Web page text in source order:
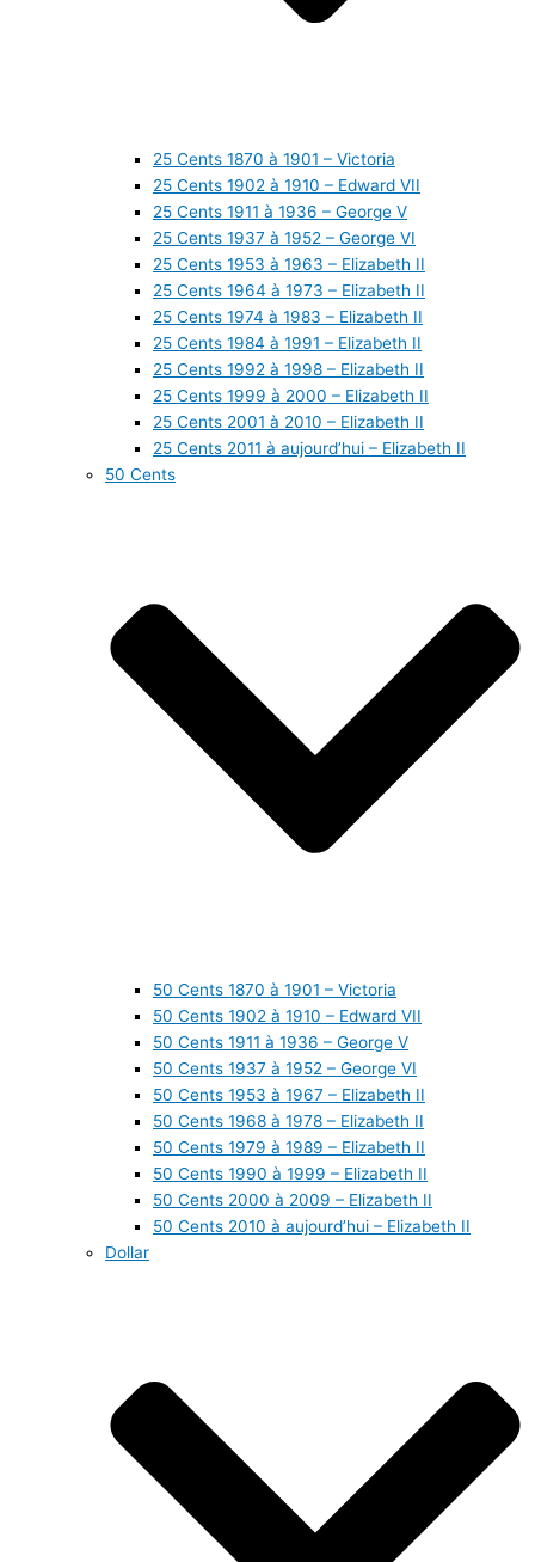
25 Cents 1870 à 1901 – Victoria
25 Cents 1902 à 1910 – Edward VII
25 Cents 1911 à 1936 – George V
25 Cents 1937 à 1952 – George VI
25 Cents 1953 à 1963 – Elizabeth II
25 Cents 1964 à 1973 – Elizabeth II
25 Cents 1974 à 1983 – Elizabeth II
25 Cents 1984 à 1991 – Elizabeth II
25 Cents 1992 à 1998 – Elizabeth II
25 Cents 1999 à 2000 – Elizabeth II
25 Cents 2001 à 2010 – Elizabeth II
25 Cents 2011 à aujourd’hui – Elizabeth II
50 Cents
50 Cents 1870 à 1901 – Victoria
50 Cents 1902 à 1910 – Edward VII
50 Cents 1911 à 1936 – George V
50 Cents 1937 à 1952 – George VI
50 Cents 1953 à 1967 – Elizabeth II
50 Cents 1968 à 1978 – Elizabeth II
50 Cents 1979 à 1989 – Elizabeth II
50 Cents 1990 à 1999 – Elizabeth II
50 Cents 2000 à 2009 – Elizabeth II
50 Cents 2010 à aujourd’hui – Elizabeth II
Dollar